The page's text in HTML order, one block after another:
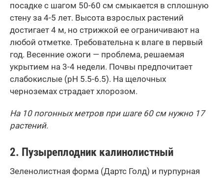
посадке с шагом 50-60 см смыкается в сплошную
стену за 4-5 лет. Высота взрослых растений
достигает 4 м, но стрижкой ее ограничивают на
любой отметке. Требовательна к влаге в первый
год. Весенние ожоги — проблема, решаемая
укрытием на 3-4 недели. Почвы предпочитает
слабокислые (pH 5.5-6.5). На щелочных
черноземах страдает хлорозом.
На 10 погонных метров при шаге 60 см нужно 17
растений.
2. Пузыреплодник калинолистный
Зеленолистная форма (Дартс Голд) и пурпурная